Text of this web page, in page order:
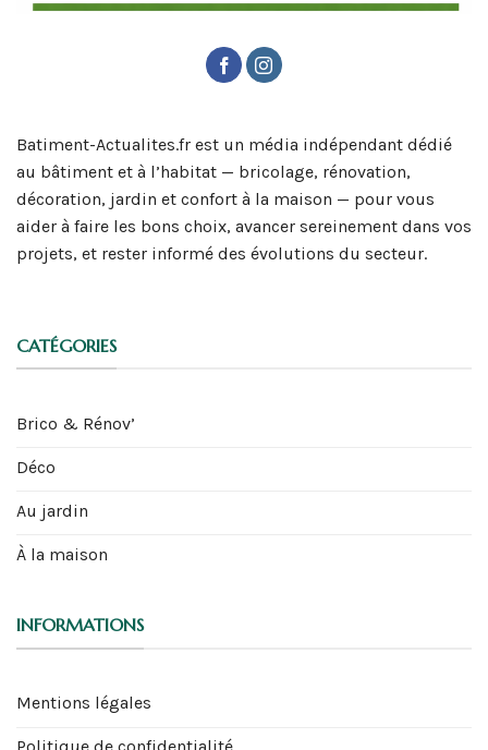
Batiment-Actualites.fr est un média indépendant dédié
au bâtiment et à l’habitat — bricolage, rénovation,
décoration, jardin et confort à la maison — pour vous
aider à faire les bons choix, avancer sereinement dans vos
projets, et rester informé des évolutions du secteur.
CATÉGORIES
Brico & Rénov’
Déco
Au jardin
À la maison
INFORMATIONS
Mentions légales